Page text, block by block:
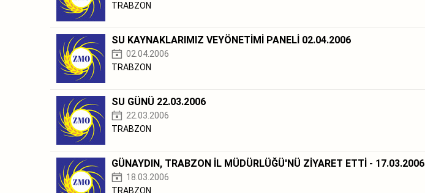
TRABZON
SU KAYNAKLARIMIZ VEYÖNETİMİ PANELİ 02.04.2006
02.04.2006
TRABZON
SU GÜNÜ 22.03.2006
22.03.2006
TRABZON
GÜNAYDIN, TRABZON İL MÜDÜRLÜĞÜ'NÜ ZİYARET ETTİ - 17.03.2006
18.03.2006
TRABZON